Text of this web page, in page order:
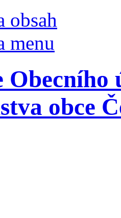
obsah
menu
obce